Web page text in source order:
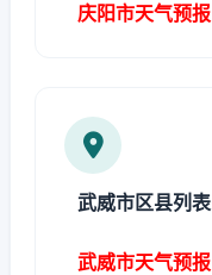
庆阳市天气预报
武威市区县列表
武威市天气预报